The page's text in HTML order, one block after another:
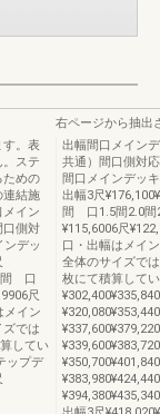
。表
ステ
ための
連結施
イン
口側対
デッ
間 口
尺
メイン
では
してい
ップデ
右ページから抽出
出幅間口メイン
共通）間口側対
間口メインデッ
出幅3尺
間 口1.5間2.0間
¥115,6006尺
口・出幅はメイ
全体のサイズで
枚にて積算して